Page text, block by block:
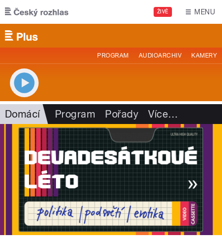
Přejít k hlavnímu obsahu
ŽIVĚ MENU
PROGRAM AUDIOARCHIV KAMERY
Domácí Program Pořady Více…